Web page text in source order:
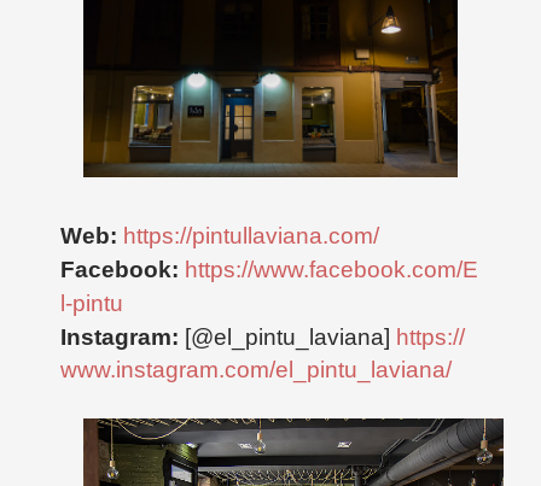
Web: https://pintullaviana.com/
Facebook: https://www.facebook.com/E
l-pintu
Instagram: [@el_pintu_laviana] https://
www.instagram.com/el_pintu_laviana/